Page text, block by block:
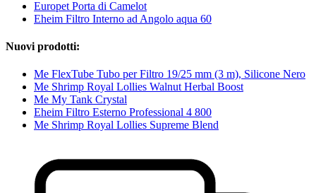
Europet Porta di Camelot
Eheim Filtro Interno ad Angolo aqua 60
Nuovi prodotti:
Me FlexTube Tubo per Filtro 19/25 mm (3 m), Silicone Nero
Me Shrimp Royal Lollies Walnut Herbal Boost
Me My Tank Crystal
Eheim Filtro Esterno Professional 4 800
Me Shrimp Royal Lollies Supreme Blend